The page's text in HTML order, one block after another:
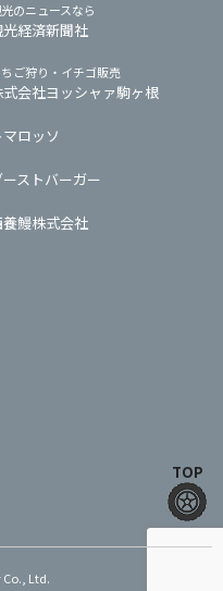
のニュースなら
光経済新聞社
ご狩り・イチゴ販売
式会社ヨッシャァ駒ヶ根
マロッソ
ーストバーガー
養鰻株式会社
Ltd.
TOP